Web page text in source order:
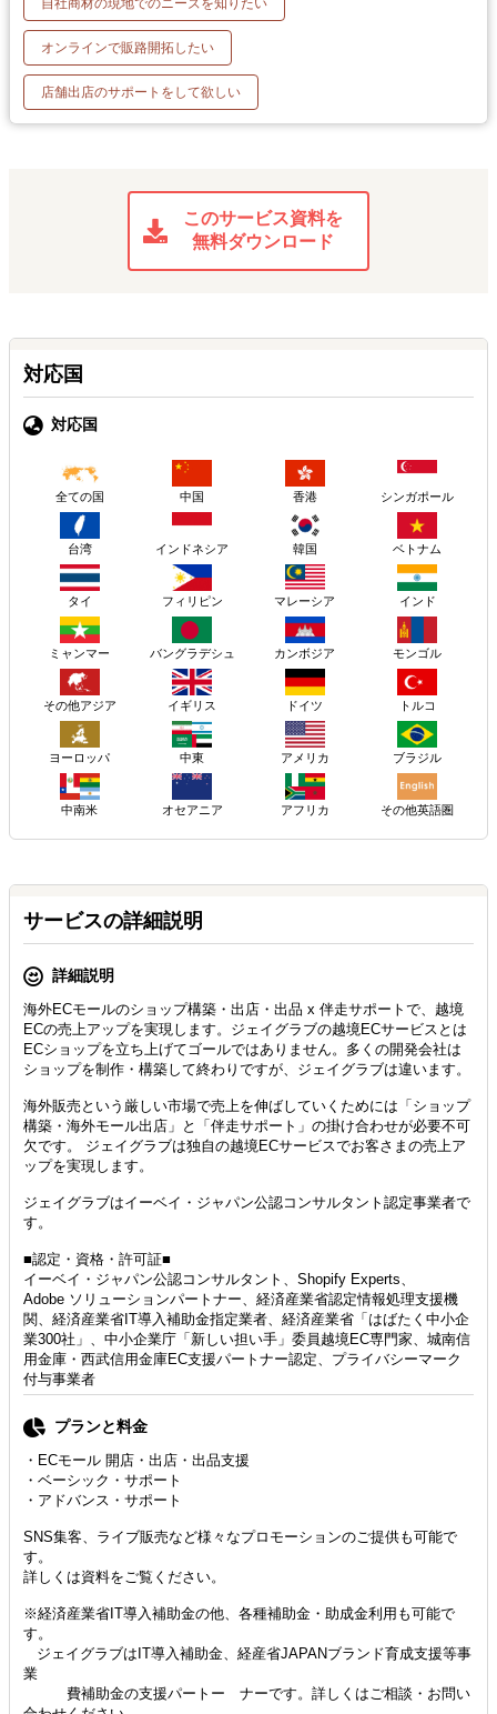
自社商材の現地でのニーズを知りたい
オンラインで販路開拓したい
店舗出店のサポートをして欲しい
このサービス資料を
無料ダウンロード
対応国
対応国
全ての国 中国 香港 シンガポール
台湾 インドネシア 韓国 ベトナム
タイ フィリピン マレーシア インド
ミャンマー バングラデシュ カンボジア モンゴル
その他アジア イギリス ドイツ トルコ
ヨーロッパ 中東 アメリカ ブラジル
中南米 オセアニア アフリカ その他英語圏
サービスの詳細説明
詳細説明
海外ECモールのショップ構築・出店・出品 x 伴走サポートで、越境
ECの売上アップを実現します。ジェイグラブの越境ECサービスとは
ECショップを立ち上げてゴールではありません。多くの開発会社は
ショップを制作・構築して終わりですが、ジェイグラブは違います。
海外販売という厳しい市場で売上を伸ばしていくためには「ショップ
構築・海外モール出店」と「伴走サポート」の掛け合わせが必要不可
欠です。 ジェイグラブは独自の越境ECサービスでお客さまの売上ア
ップを実現します。
ジェイグラブはイーベイ・ジャパン公認コンサルタント認定事業者で
す。
■認定・資格・許可証■
イーベイ・ジャパン公認コンサルタント、Shopify Experts、
Adobe ソリューションパートナー、経済産業省認定情報処理支援機
関、経済産業省IT導入補助金指定業者、経済産業省「はばたく中小企
業300社」、中小企業庁「新しい担い手」委員越境EC専門家、城南信
用金庫・西武信用金庫EC支援パートナー認定、プライバシーマーク
付与事業者
プランと料金
・ECモール 開店・出店・出品支援
・ベーシック・サポート
・アドバンス・サポート
SNS集客、ライブ販売など様々なプロモーションのご提供も可能で
す。
詳しくは資料をご覧ください。
※経済産業省IT導入補助金の他、各種補助金・助成金利用も可能で
す。
ジェイグラブはIT導入補助金、経産省JAPANブランド育成支援等事
業
費補助金の支援パートー ナーです。詳しくはご相談・お問い